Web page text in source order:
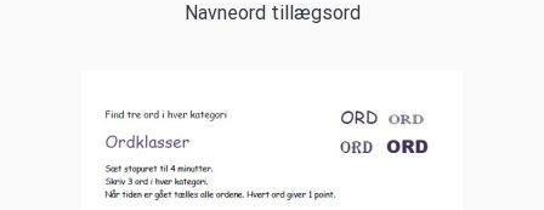
Navneord tillægsord